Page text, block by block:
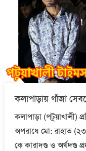
কলাপাড়ায় গাঁজা
কলাপাড়া (পটুয়াখালী)
অপরাধে মো: রাহাত
কে কারাদণ্ড ও অর্থদণ্ড